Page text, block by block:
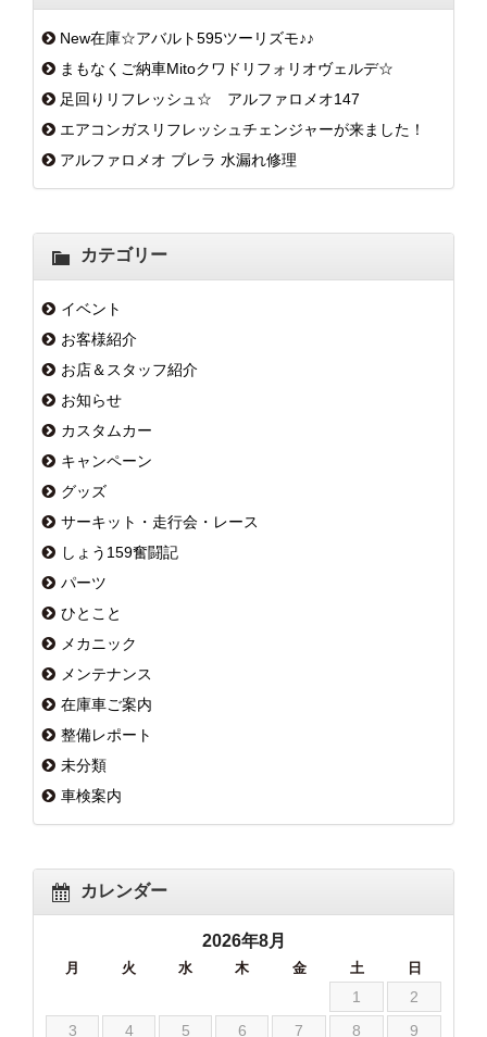
New在庫☆アバルト595ツーリズモ♪♪
まもなくご納車Mitoクワドリフォリオヴェルデ☆
足回りリフレッシュ☆ アルファロメオ147
エアコンガスリフレッシュチェンジャーが来ました！
アルファロメオ ブレラ 水漏れ修理
カテゴリー
イベント
お客様紹介
お店＆スタッフ紹介
お知らせ
カスタムカー
キャンペーン
グッズ
サーキット・走行会・レース
しょう159奮闘記
パーツ
ひとこと
メカニック
メンテナンス
在庫車ご案内
整備レポート
未分類
車検案内
カレンダー
2026年8月
月 火 水 木 金 土 日
1
2
3
4 5 6 7 8
9